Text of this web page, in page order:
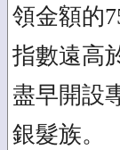
領金額的
指數遠高
盡早開設
銀髮族。